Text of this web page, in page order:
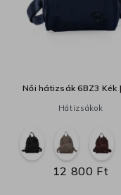
Női hátizsák 6BZ3 Kék
Hátizsákok
12 800 Ft